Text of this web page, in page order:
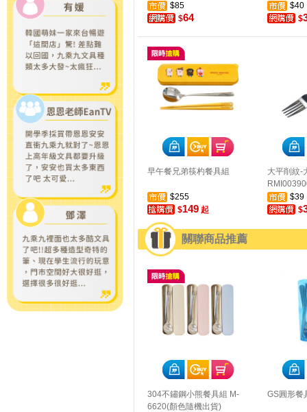
$85
$64
$40
$
早午餐兄弟筷杓餐具組
$255
$149起
大平削紋-
$39
$
關聯商品推薦
304不鏽鋼小熊餐具組 M-
6620(顏色隨機出貨)
GS圓形餐